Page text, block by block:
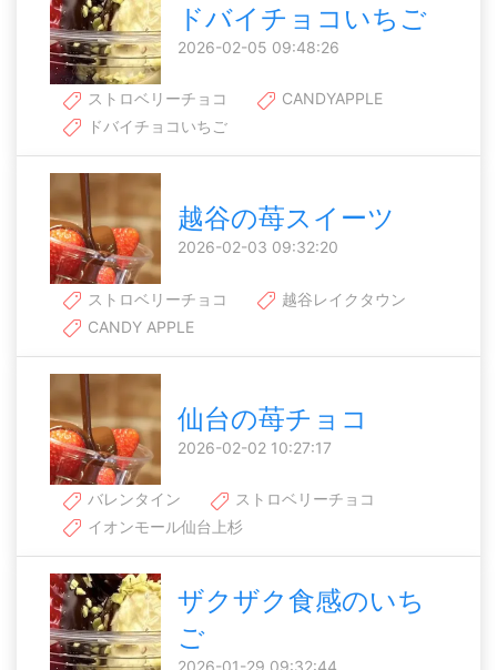
ドバイチョコいちご
2026-02-05 09:48:26
ストロベリーチョコ
CANDYAPPLE
ドバイチョコいちご
越谷の苺スイーツ
2026-02-03 09:32:20
ストロベリーチョコ
越谷レイクタウン
CANDY APPLE
仙台の苺チョコ
2026-02-02 10:27:17
バレンタイン
ストロベリーチョコ
イオンモール仙台上杉
ザクザク食感のいち
ご
2026-01-29 09:32:44